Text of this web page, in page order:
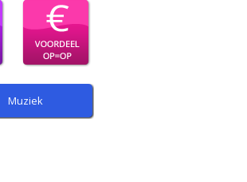
Muziek